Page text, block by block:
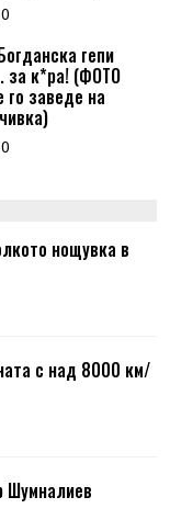
гепи
за к*ра! (ФОТО
заведе на
нощувка в
с над 8000 км/
Шумналиев